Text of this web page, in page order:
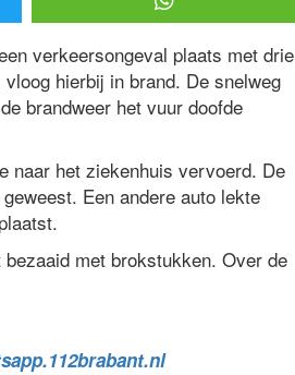
verkeersongeval plaats met drie
hierbij in brand. De snelweg
brandweer het vuur doofde
naar het ziekenhuis vervoerd. De
Een andere auto lekte
met brokstukken. Over de